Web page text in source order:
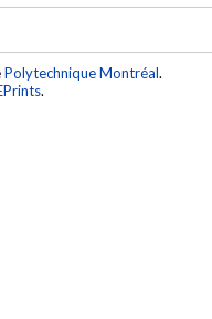
Polytechnique Montréal.
.